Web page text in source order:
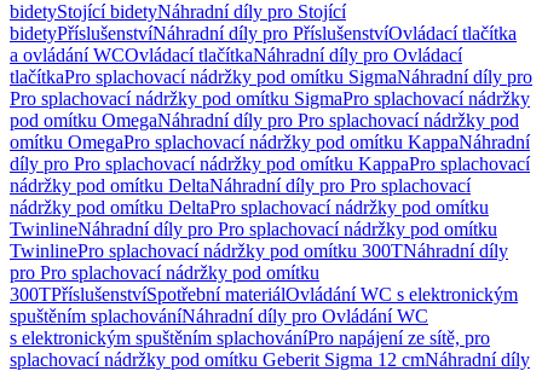
bidetyStojící bidetyNáhradní díly pro Stojící
bidetyPříslušenstvíNáhradní díly pro PříslušenstvíOvládací tlačítka
a ovládání WCOvládací tlačítkaNáhradní díly pro Ovládací
tlačítkaPro splachovací nádržky pod omítku SigmaNáhradní díly pro
Pro splachovací nádržky pod omítku SigmaPro splachovací nádržky
pod omítku OmegaNáhradní díly pro Pro splachovací nádržky pod
omítku OmegaPro splachovací nádržky pod omítku KappaNáhradní
díly pro Pro splachovací nádržky pod omítku KappaPro splachovací
nádržky pod omítku DeltaNáhradní díly pro Pro splachovací
nádržky pod omítku DeltaPro splachovací nádržky pod omítku
TwinlineNáhradní díly pro Pro splachovací nádržky pod omítku
TwinlinePro splachovací nádržky pod omítku 300TNáhradní díly
pro Pro splachovací nádržky pod omítku
300TPříslušenstvíSpotřební materiálOvládání WC s elektronickým
spuštěním splachováníNáhradní díly pro Ovládání WC
s elektronickým spuštěním splachováníPro napájení ze sítě, pro
splachovací nádržky pod omítku Geberit Sigma 12 cmNáhradní díly